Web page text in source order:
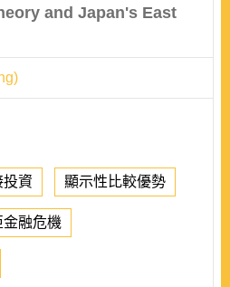
and Japan's East
投資 顯示性比較優勢
金融危機